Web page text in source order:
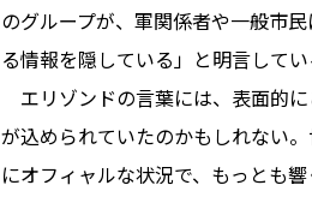
のグループが、軍関係者や一般市
る情報を隠している」と明言してい
エリゾンドの言葉には、表面的
が込められていたのかもしれない
にオフィャルな状況で、もっとも